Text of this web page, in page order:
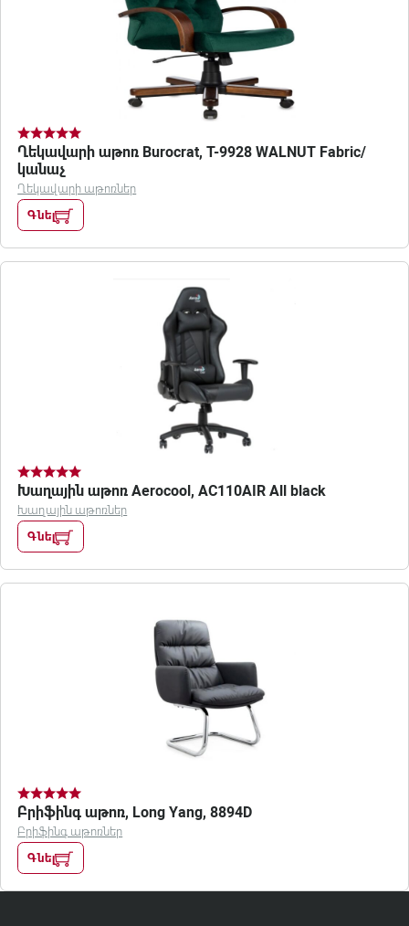
Ղեկավարի աթոռ Burocrat, T-9928 WALNUT Fabric/
կանաչ
Ղեկավարի աթոռներ
Գնել
Խաղային աթոռ Aerocool, AC110AIR All black
Խաղային աթոռներ
Գնել
Բրիֆինգ աթոռ, Long Yang, 8894D
Բրիֆինգ աթոռներ
Գնել